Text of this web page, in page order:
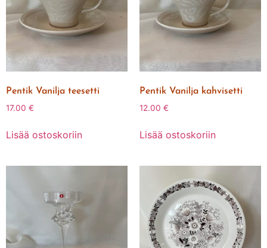
Pentik Vanilja teesetti
17.00 €
Lisää ostoskoriin
Pentik Vanilja kahvisetti
12.00 €
Lisää ostoskoriin